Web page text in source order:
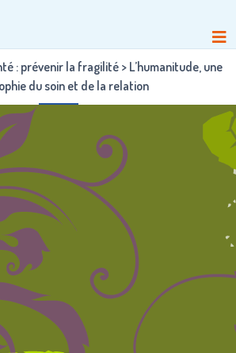
: prévenir la fragilité > L’humanitude, une
du soin et de la relation